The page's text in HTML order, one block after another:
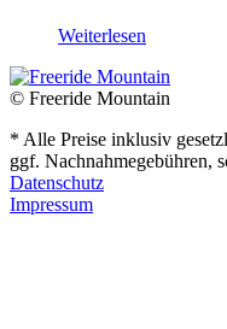
Weiterlesen
© Freeride Mountain
* Alle Preise inklusiv
ggf. Nachnahmegebühren,
Datenschutz
Impressum